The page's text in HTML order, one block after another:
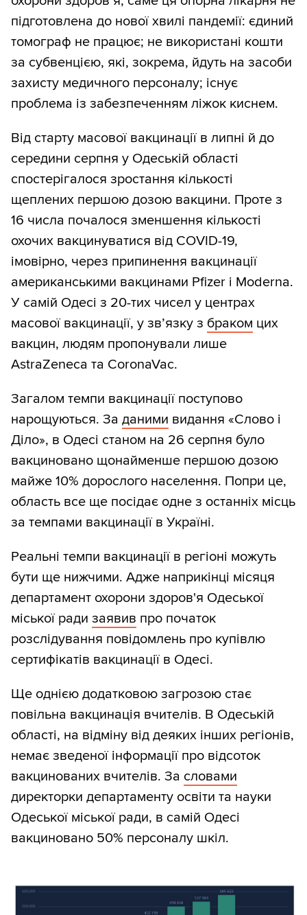
підготовлена до нової хвилі пандемії: єдиний
томограф не працює; не використані кошти
за субвенцією, які, зокрема, йдуть на засоби
захисту медичного персоналу; існує
проблема із забезпеченням ліжок киснем.
Від старту масової вакцинації в липні й до
середини серпня у Одеській області
спостерігалося зростання кількості
щеплених першою дозою вакцини. Проте з
16 числа почалося зменшення кількості
охочих вакцинуватися від COVID-19,
імовірно, через припинення вакцинації
американськими вакцинами Pfizer і Moderna.
У самій Одесі з 20-тих чисел у центрах
масової вакцинації, у зв’язку з браком цих
вакцин, людям пропонували лише
AstraZeneca та CoronaVac.
Загалом темпи вакцинації поступово
нарощуються. За даними видання «Слово і
Діло», в Одесі станом на 26 серпня було
вакциновано щонайменше першою дозою
майже 10% дорослого населення. Попри це,
область все ще посідає одне з останніх місць
за темпами вакцинації в Україні.
Реальні темпи вакцинації в регіоні можуть
бути ще нижчими. Адже наприкінці місяця
департамент охорони здоров'я Одеської
міської ради заявив про початок
розслідування повідомлень про купівлю
сертифікатів вакцинації в Одесі.
Ще однією додатковою загрозою стає
повільна вакцинація вчителів. В Одеській
області, на відміну від деяких інших регіонів,
немає зведеної інформації про відсоток
вакцинованих вчителів. За словами
директорки департаменту освіти та науки
Одеської міської ради, в самій Одесі
вакциновано 50% персоналу шкіл.